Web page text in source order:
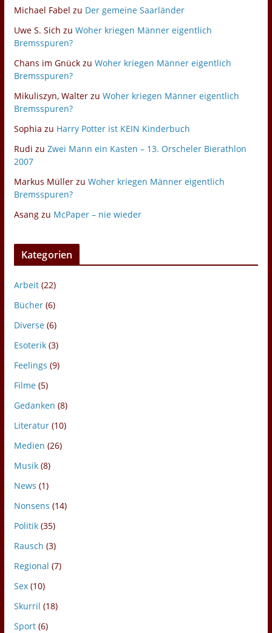
Michael Fabel zu Der gemeine Saarländer
Uwe S. Sich zu Woher kriegen Männer eigentlich
Bremsspuren?
Chans im Gnückzu Woher kriegen Männer eigentlich
Bremsspuren?
Mikuliszyn, Walterzu Woher kriegen Männer eigentlich
Bremsspuren?
Sophia zu Harry Potter ist KEIN Kinderbuch
Rudi zu Zwei Mann ein Kasten – 13. Orscheler Bierathlon
2007
Markus Müllerzu Woher kriegen Männer eigentlich
Bremsspuren?
Asangzu McPaper – nie wieder
Kategorien
Arbeit(22)
Bücher(6)
Diverse(6)
Esoterik(3)
Feelings (9)
Filme(5)
Gedanken (8)
Literatur(10)
Medien (26)
Musik(8)
News (1)
Nonsens (14)
Politik(35)
Rausch (3)
Regional (7)
Sex(10)
Skurril (18)
Sport(6)